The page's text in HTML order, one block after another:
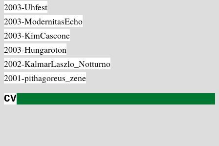
2003-Uhfest
2003-ModernitasEcho
2003-KimCascone
2003-Hungaroton
2002-KalmarLaszlo_Notturno
2001-pithagoreus_zene
CV